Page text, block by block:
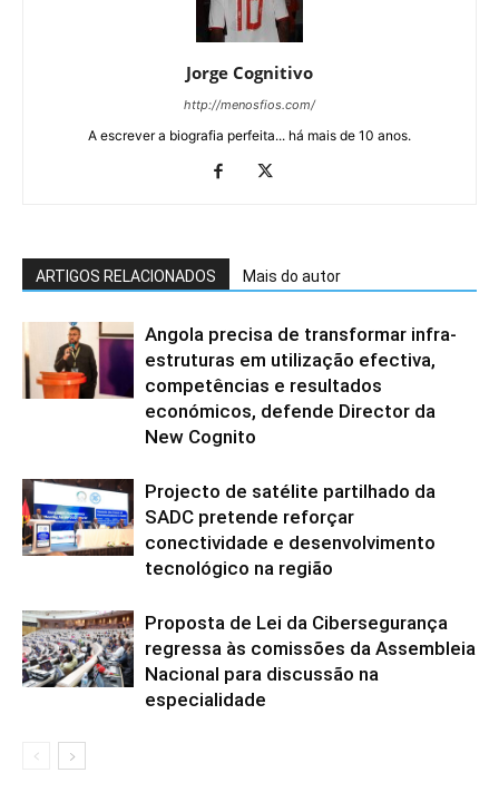
Jorge Cognitivo
http://menosfios.com/
A escrever a biografia perfeita... há mais de 10 anos.
ARTIGOS RELACIONADOS Mais do autor
Angola precisa de transformar infra-
estruturas em utilização efectiva,
competências e resultados
económicos, defende Director da
New Cognito
Projecto de satélite partilhado da
SADC pretende reforçar
conectividade e desenvolvimento
tecnológico na região
Proposta de Lei da Cibersegurança
regressa às comissões da Assembleia
Nacional para discussão na
especialidade